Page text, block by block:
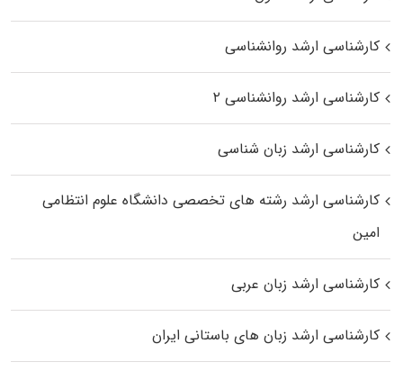
کارشناسی ارشد روانشناسی
کارشناسی ارشد روانشناسی ۲
کارشناسی ارشد زبان شناسی
کارشناسی ارشد رﺷﺘﻪ ﻫﺎی تخصصی داﻧﺸﮕﺎه ﻋﻠﻮم انتظامی
اﻣﻴﻦ
کارشناسی ارشد زبان عربی
کارشناسی ارشد زبان‌ های باستانی ایران